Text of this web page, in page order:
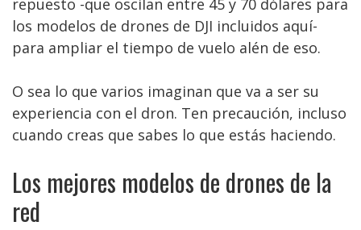
repuesto -que oscilan entre 45 y 70 dólares para
los modelos de drones de DJI incluidos aquí-
para ampliar el tiempo de vuelo alén de eso.
O sea lo que varios imaginan que va a ser su
experiencia con el dron. Ten precaución, incluso
cuando creas que sabes lo que estás haciendo.
Los mejores modelos de drones de la
red